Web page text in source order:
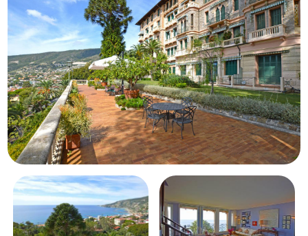
Aufzug
Schwimmbad
Meerblick